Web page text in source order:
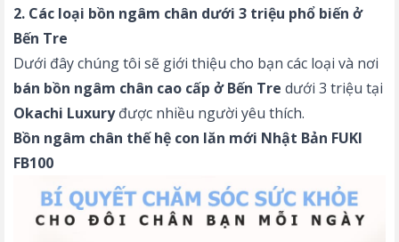
2. Các loại bồn ngâm chân dưới 3 triệu phổ biến ở
Bến Tre
Dưới đây chúng tôi sẽ giới thiệu cho bạn các loại và nơi
bán bồn ngâm chân cao cấp ở Bến Tre dưới 3 triệu tại
Okachi Luxuryđược nhiều người yêu thích.
Bồn ngâm chân thế hệ con lăn mới Nhật Bản FUKI
FB100